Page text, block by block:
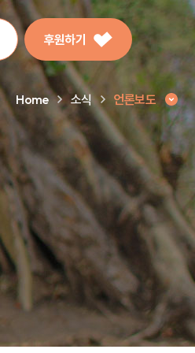
후원하기
Home 소식 언론보도